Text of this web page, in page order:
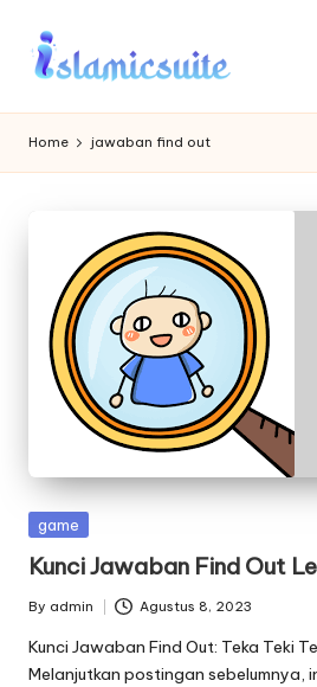
Skip
Home jawaban find out
Posted
game
Kunci Jawaban Find Out
Posted
by
By admin Agustus 8, 2023
Kunci Jawaban Find Out: Teka Teki
Melanjutkan postingan sebelumnya,